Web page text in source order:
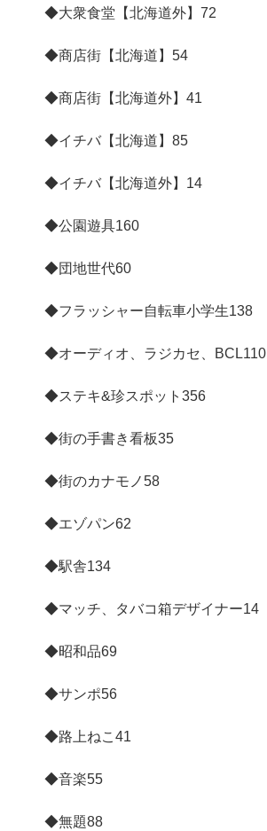
◆大衆食堂【北海道外】 72
◆商店街【北海道】 54
◆商店街【北海道外】 41
◆イチバ【北海道】 85
◆イチバ【北海道外】 14
◆公園遊具160
◆団地世代60
◆フラッシャー自転車小学生138
◆オーディオ、ラジカセ、BCL110
◆ステキ&珍スポット 356
◆街の手書き看板35
◆街のカナモノ58
◆エゾパン62
◆駅舎134
◆マッチ、タバコ箱デザイナー14
◆昭和品69
◆サンポ56
◆路上ねこ 41
◆音楽55
◆無題88